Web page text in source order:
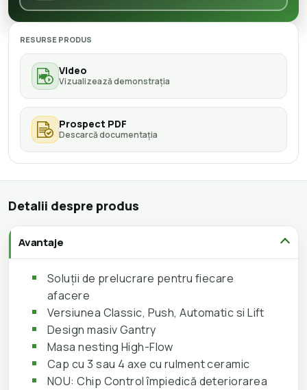
RESURSE PRODUS
Video
Vizualizează demonstrația
Prospect PDF
Descarcă documentația
Detalii despre produs
Avantaje
Soluții de prelucrare pentru fiecare
afacere
Versiunea Classic, Push, Automatic si Lift
Design masiv Gantry
Masa nesting High-Flow
Cap cu 3 sau 4 axe cu rulment ceramic
NOU: Chip Control împiedică deteriorarea